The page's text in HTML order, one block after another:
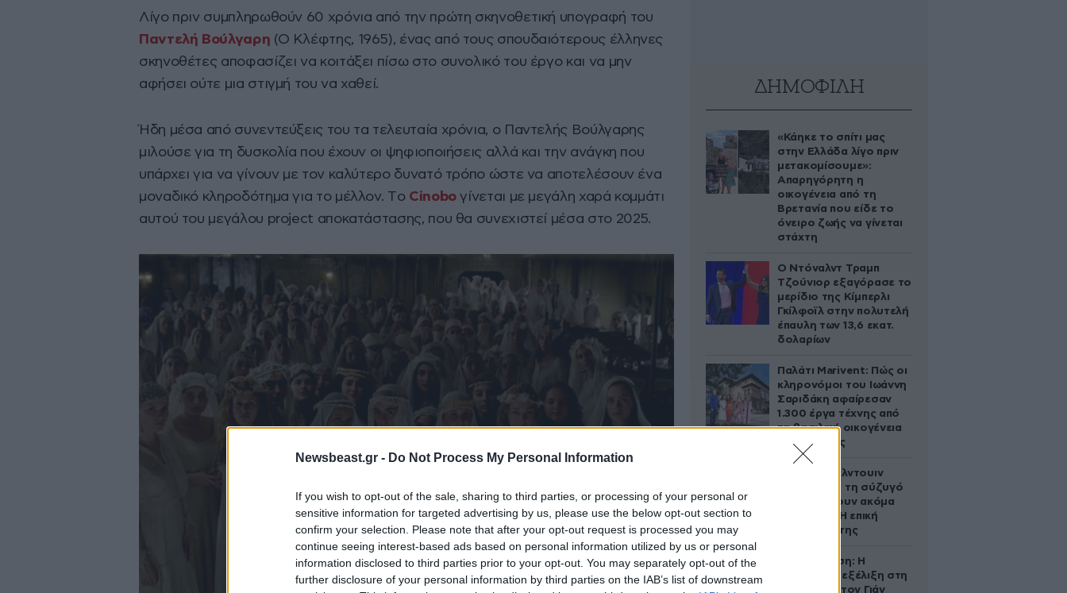
Newsbeast.gr - Do Not Process My Personal Information
If you wish to opt-out of the sale, sharing to third parties, or processing of your personal or
sensitive information for targeted advertising by us, please use the below opt-out section to
confirm your selection. Please note that after your opt-out request is processed you may
continue seeing interest-based ads based on personal information utilized by us or personal
information disclosed to third parties prior to your opt-out. You may separately opt-out of the
further disclosure of your personal information by third parties on the IAB’s list of downstream
Λίγο πριν συμπληρωθούν 60 χρόνια από την πρώτη σκηνοθετική υπογραφή του
Παντελή Βούλγαρη (Ο Κλέφτης, 1965), ένας από τους σπουδαιότερους έλληνες
σκηνοθέτες αποφασίζει να κοιτάξει πίσω στο συνολικό του έργο και να μην
αφήσει ούτε μια στιγμή του να χαθεί.
Ήδη μέσα από συνεντεύξεις του τα τελευταία χρόνια, ο Παντελής Βούλγαρης
μιλούσε για τη δυσκολία που έχουν οι ψηφιοποιήσεις αλλά και την ανάγκη που
υπάρχει για να γίνουν με τον καλύτερο δυνατό τρόπο ώστε να αποτελέσουν ένα
μοναδικό κληροδότημα για το μέλλον. Tο Cinoboγίνεται με μεγάλη χαρά κομμάτι
αυτού του μεγάλου project αποκατάστασης, που θα συνεχιστεί μέσα στο 2025.
ΔΗΜΟΦΙΛΗ
«Κάηκε το σπίτι μας
στην Ελλάδα λίγο πριν
μετακομίσουμε»:
Απαρηγόρητη η
οικογένεια από τη
Βρετανία που είδε το
όνειρο ζωής να γίνεται
στάχτη
Ο Ντόναλντ Τραμπ
Τζούνιορ εξαγόρασε το
μερίδιο της Κίμπερλι
Γκίλφοϊλ στην πολυτελή
έπαυλη των 13,6 εκατ.
δολαρίων
Παλάτι Marivent: Πώς οι
κληρονόμοι του Ιωάννη
Σαριδάκη αφαίρεσαν
1.300 έργα τέχνης από
τη βασιλική οικογένεια
της Ισπανίας
Ο Άλεκ Μπάλντουιν
ζήτησε από τη σύζυγό
του να κάνουν ακόμα
ένα παιδί – Η επική
αντίδρασή της
Αθηνά Ωνάση: Η
απρόσμενη εξέλιξη στη
διαμάχη με τον Γιάν